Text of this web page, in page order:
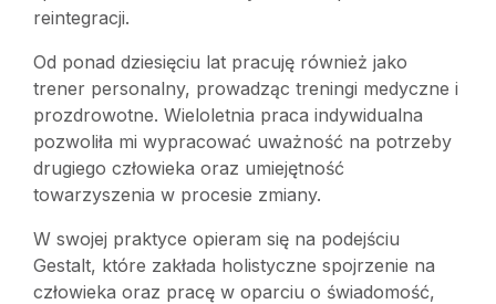
reintegracji.
Od ponad dziesięciu lat pracuję również jako
trener personalny, prowadząc treningi medyczne i
prozdrowotne. Wieloletnia praca indywidualna
pozwoliła mi wypracować uważność na potrzeby
drugiego człowieka oraz umiejętność
towarzyszenia w procesie zmiany.
W swojej praktyce opieram się na podejściu
Gestalt, które zakłada holistyczne spojrzenie na
człowieka oraz pracę w oparciu o świadomość,